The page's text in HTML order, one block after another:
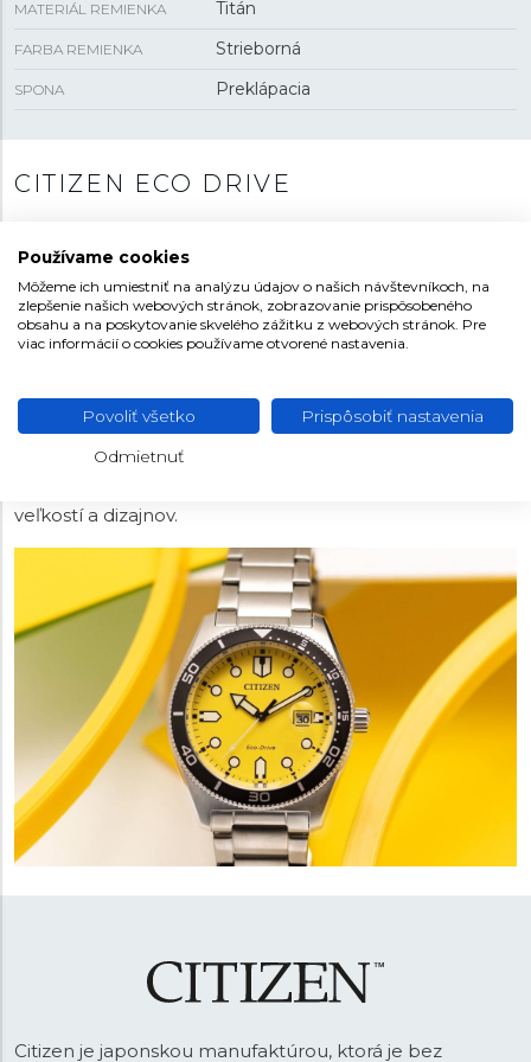
MATERIÁL REMIENKA Titán
FARBA REMIENKA Strieborná
SPONA Preklápacia
CITIZEN ECO DRIVE
využiť akýkoľvek svetelný zdroj na napájanie hodín a
tým zabezpečia ich nepretržitú prevádzku bez potreby
meniť batériu. Sú tak vždy pripravené, pretože na jedno
nabitie vydržia fungovať niekoľko mesiacov v tme.
Solárne panely umiestnené pod číselníkom alebo po
svetlom bez ohľadu na jeho intenzitu. Nevyužitú
energiu navyše uložia do napájacieho článku. Pri
bežnom nosení sa tak naozaj nemusíte o nič starať. V
veľkostí a dizajnov.
Citizen je japonskou manufaktúrou, ktorá je bez
Používame cookies
Môžeme ich umiestniť na analýzu údajov o našich návštevníkoch, na
zlepšenie našich webových stránok, zobrazovanie prispôsobeného
obsahu a na poskytovanie skvelého zážitku z webových stránok. Pre
viac informácií o cookies používame otvorené nastavenia.
Povoliť všetko Prispôsobiť nastavenia
Odmietnuť